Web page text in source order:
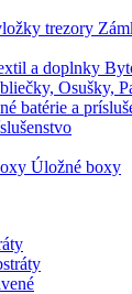
Osušky,
Úložné boxy